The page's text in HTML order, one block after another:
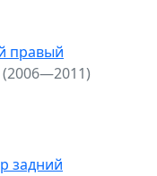
правый
задний